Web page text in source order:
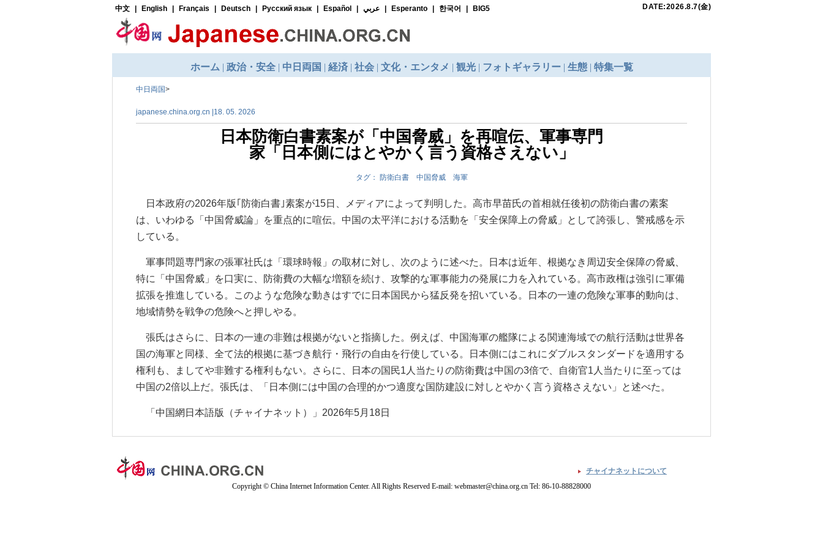
中日両国>
japanese.china.org.cn |18. 05. 2026
日本防衛白書素案が「中国脅威」を再喧伝、軍事専門
家「日本側にはとやかく言う資格さえない」
タグ： 防衛白書 中国脅威 海軍
日本政府の2026年版｢防衛白書｣素案が15日、メディアによって判明した。高市早苗氏の首相就任後初の防衛白書の素案
は、いわゆる「中国脅威論」を重点的に喧伝。中国の太平洋における活動を「安全保障上の脅威」として誇張し、警戒感を示
している。
軍事問題専門家の張軍社氏は「環球時報」の取材に対し、次のように述べた。日本は近年、根拠なき周辺安全保障の脅威、
特に「中国脅威」を口実に、防衛費の大幅な増額を続け、攻撃的な軍事能力の発展に力を入れている。高市政権は強引に軍備
拡張を推進している。このような危険な動きはすでに日本国民から猛反発を招いている。日本の一連の危険な軍事的動向は、
地域情勢を戦争の危険へと押しやる。
張氏はさらに、日本の一連の非難は根拠がないと指摘した。例えば、中国海軍の艦隊による関連海域での航行活動は世界各
国の海軍と同様、全て法的根拠に基づき航行・飛行の自由を行使している。日本側にはこれにダブルスタンダードを適用する
権利も、ましてや非難する権利もない。さらに、日本の国民1人当たりの防衛費は中国の3倍で、自衛官1人当たりに至っては
中国の2倍以上だ。張氏は、「日本側には中国の合理的かつ適度な国防建設に対しとやかく言う資格さえない」と述べた。
「中国網日本語版（チャイナネット）」2026年5月18日